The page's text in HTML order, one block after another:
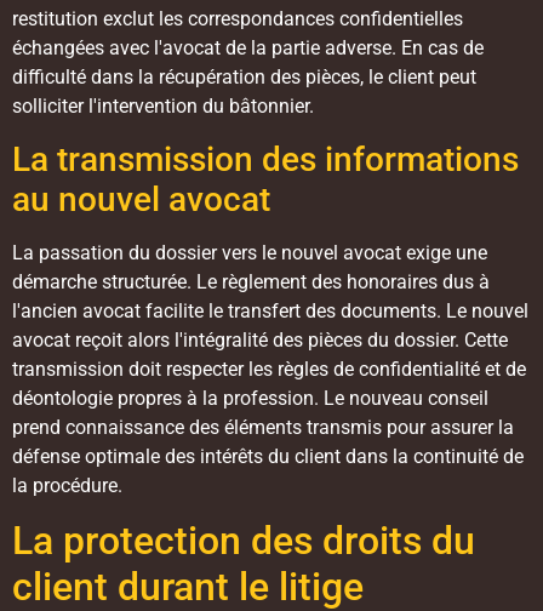
restitution exclut les correspondances confidentielles
échangées avec l'avocat de la partie adverse. En cas de
difficulté dans la récupération des pièces, le client peut
solliciter l'intervention du bâtonnier.
La transmission des informations
au nouvel avocat
La passation du dossier vers le nouvel avocat exige une
démarche structurée. Le règlement des honoraires dus à
l'ancien avocat facilite le transfert des documents. Le nouvel
avocat reçoit alors l'intégralité des pièces du dossier. Cette
transmission doit respecter les règles de confidentialité et de
déontologie propres à la profession. Le nouveau conseil
prend connaissance des éléments transmis pour assurer la
défense optimale des intérêts du client dans la continuité de
la procédure.
La protection des droits du
client durant le litige